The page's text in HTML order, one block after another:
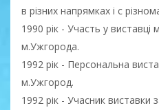
в різних напрямках і с
1990 рік - Участь у виставці
м.Ужгорода.
1992 рік - Персональна
м.Ужгород.
1992 рік - Учасник виставки